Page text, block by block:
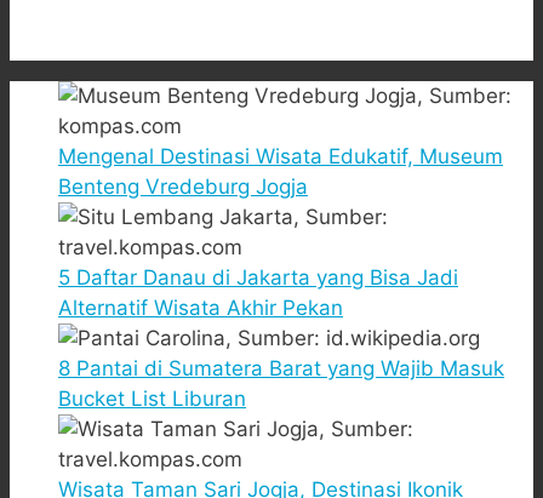
Mengenal Destinasi Wisata Edukatif, Museum
Benteng Vredeburg Jogja
5 Daftar Danau di Jakarta yang Bisa Jadi
Alternatif Wisata Akhir Pekan
8 Pantai di Sumatera Barat yang Wajib Masuk
Bucket List Liburan
Wisata Taman Sari Jogja, Destinasi Ikonik